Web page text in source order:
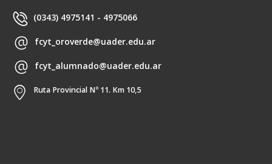
(0343) 4975141 - 4975066
fcyt_oroverde@uader.edu.ar
fcyt_alumnado@uader.edu.ar
Ruta Provincial Nº 11. Km 10,5